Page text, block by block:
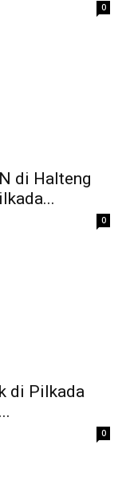
0
di Halteng
0
di Pilkada
0